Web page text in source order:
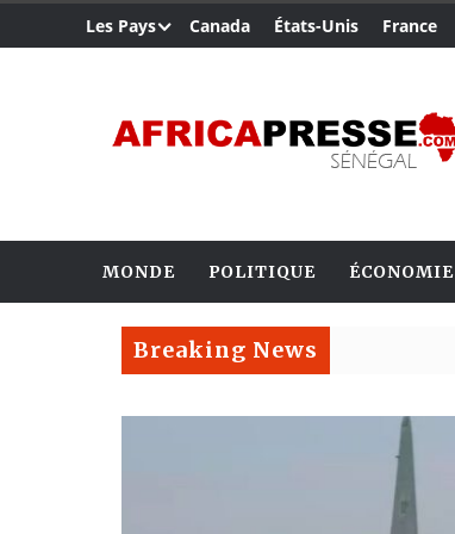
Les Pays Canada États-Unis France
MONDE POLITIQUE ÉCONOMIE
Breaking News